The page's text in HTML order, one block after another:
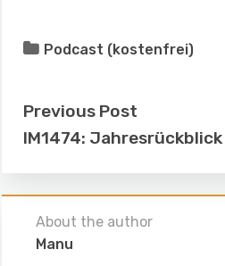
Podcast (kostenfrei)
Previous Post
IM1474: Jahresrückblick
About the author
Manu